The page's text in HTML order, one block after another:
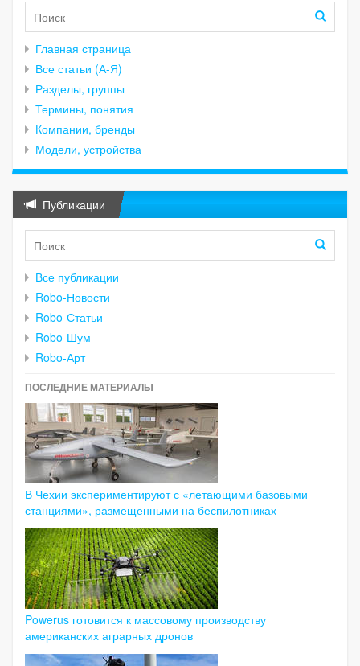
Главная страница
Все статьи (А-Я)
Разделы, группы
Термины, понятия
Компании, бренды
Модели, устройства
Публикации
Все публикации
Robo-Новости
Robo-Статьи
Robo-Шум
Robo-Арт
ПОСЛЕДНИЕ МАТЕРИАЛЫ
В Чехии экспериментируют с «летающими базовыми
станциями», размещенными на беспилотниках
Powerus готовится к массовому производству
американских аграрных дронов